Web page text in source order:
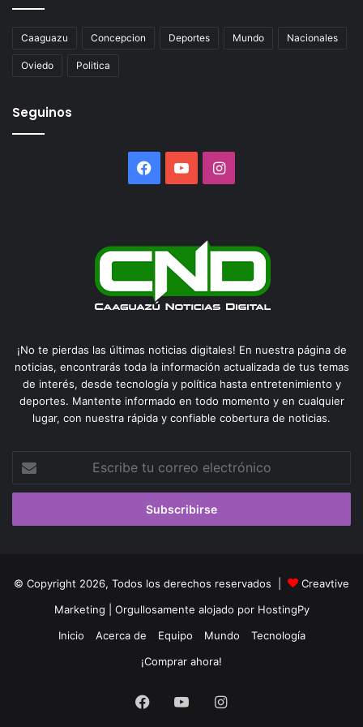
Caaguazu Concepcion Deportes Mundo Nacionales
Oviedo Politica
Seguinos
FacebookYouTubeInstagram
¡No te pierdas las últimas noticias digitales! En nuestra página de
noticias, encontrarás toda la información actualizada de tus temas
de interés, desde tecnología y política hasta entretenimiento y
deportes. Mantente informado en todo momento y en cualquier
lugar, con nuestra rápida y confiable cobertura de noticias.
tu
correo
© Copyright 2026, Todos los derechos reservados |
Creavtive
Marketing | Orgullosamente alojado por HostingPy
Inicio
Acerca de Equipo Mundo
Tecnología
¡Comprar ahora!
FacebookYouTubeInstagram